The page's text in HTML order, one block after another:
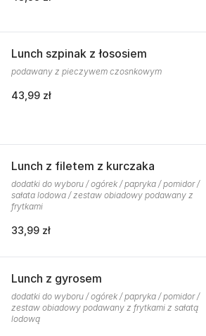
Lunch szpinak z łososiem
podawany z pieczywem czosnkowym
43,99 zł
Lunch z filetem z kurczaka
dodatki do wyboru / ogórek / papryka / pomidor /
sałata lodowa / zestaw obiadowy podawany z
frytkami
33,99 zł
Lunch z gyrosem
dodatki do wyboru / ogórek / papryka / pomidor /
zestaw obiadowy podawany z frytkami z sałatą
lodową